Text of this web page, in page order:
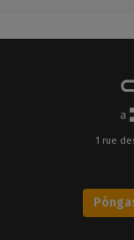
1 rue